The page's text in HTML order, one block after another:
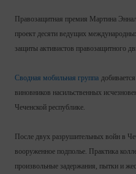
Правозащитная премия Мартина
проект десяти ведущих
защиты активистов правозащитного
Сводная мобильная группа
виновников насильственных
Чеченской республике.
После двух разрушительных войн в
вооруженное подполье. Практика
произвольные задержания, пытки и